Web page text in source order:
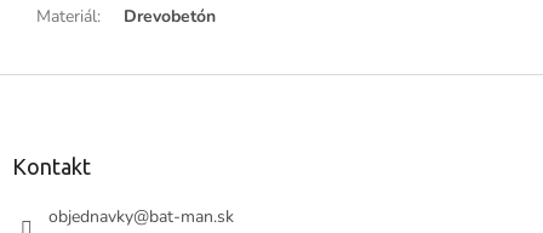
Materiál: Drevobetón
Kontakt
objednavky@bat-man.sk